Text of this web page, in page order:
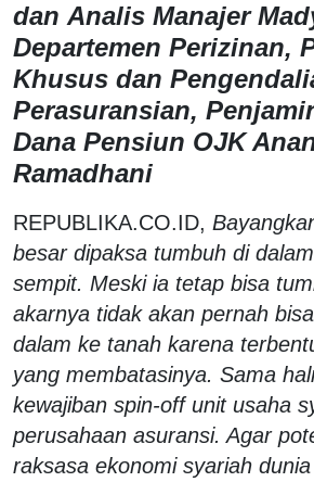
dan Analis Manajer
Departemen Perizinan,
Khusus dan
Perasuransian,
Dana Pensiun OJK
Ramadhani
REPUBLIKA.CO.ID,
besar dipaksa tumbuh di
sempit. Meski ia tetap bisa
akarnya tidak akan pernah
dalam ke tanah karena
yang membatasinya. Sama
kewajiban spin-off unit usaha
perusahaan asuransi. Agar
raksasa ekonomi syariah